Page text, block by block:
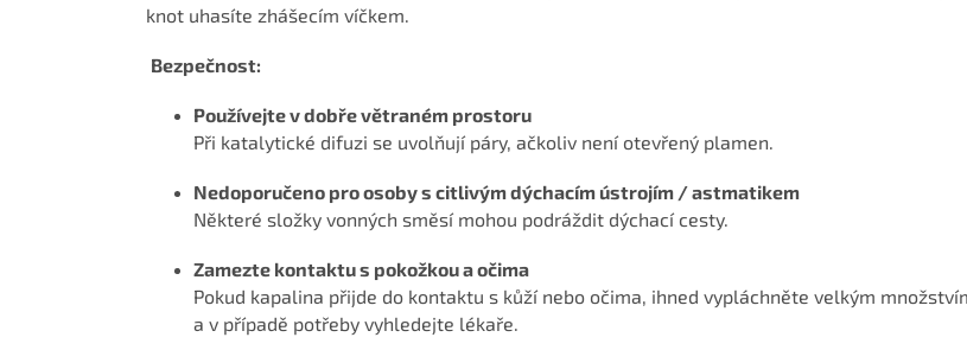
knot uhasíte zhášecím víčkem.
Bezpečnost:
Používejte v dobře větraném prostoru
Při katalytické difuzi se uvolňují páry, ačkoliv není otevřený plamen.
Nedoporučeno pro osoby s citlivým dýchacím ústrojím / astmatikem
Některé složky vonných směsí mohou podráždit dýchací cesty.
Zamezte kontaktu s pokožkou a očima
Pokud kapalina přijde do kontaktu s kůží nebo očima, ihned vypláchněte velkým
a v případě potřeby vyhledejte lékaře.